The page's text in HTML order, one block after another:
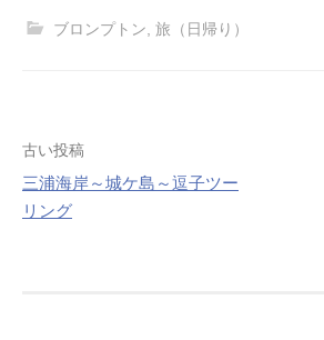
ブロンプトン 旅（日帰り）
投
稿
ナ
ビ
古い投稿
三浦海岸～城ケ島～逗子ツー
リング